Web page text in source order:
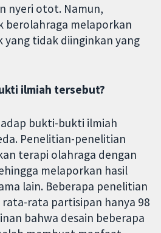
nyeri otot. Namun,
berolahraga melaporkan
yang tidak diinginkan yang
ilmiah tersebut?
bukti-bukti ilmiah
Penelitian-penelitian
terapi olahraga dengan
melaporkan hasil
lain. Beberapa penelitian
rata partisipan hanya 98
bahwa desain beberapa